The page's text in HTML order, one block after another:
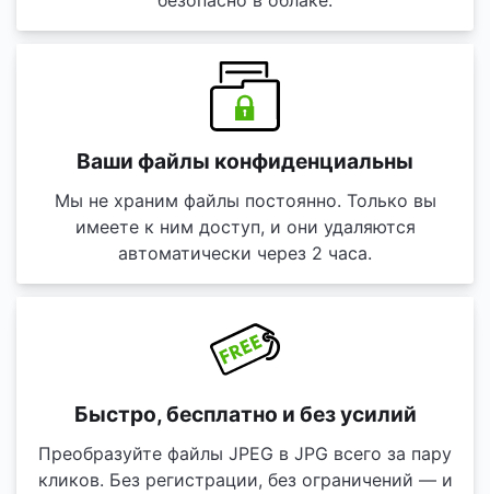
Ваши файлы конфиденциальны
Мы не храним файлы постоянно. Только вы
имеете к ним доступ, и они удаляются
автоматически через 2 часа.
Быстро, бесплатно и без усилий
Преобразуйте файлы JPEG в JPG всего за пару
кликов. Без регистрации, без ограничений — и